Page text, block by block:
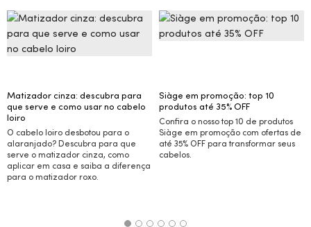
Matizador cinza: descubra para
que serve e como usar no cabelo
loiro
O cabelo loiro desbotou para o
alaranjado? Descubra para que
serve o matizador cinza, como
aplicar em casa e saiba a diferença
para o matizador roxo.
Siàge em promoção: top 10
produtos até 35%OFF
Confira o nosso top 10 de produtos
Siàge em promoção com ofertas de
até 35% OFF para transformar seus
cabelos.